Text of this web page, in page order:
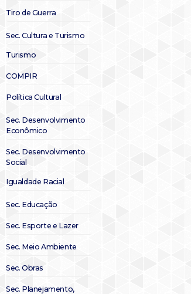
Tiro de Guerra
Sec. Cultura e Turismo
Turismo
COMPIR
Política Cultural
Sec. Desenvolvimento
Econômico
Sec. Desenvolvimento
Social
Igualdade Racial
Sec. Educação
Sec. Esporte e Lazer
Sec. Meio Ambiente
Sec. Obras
Sec. Planejamento,